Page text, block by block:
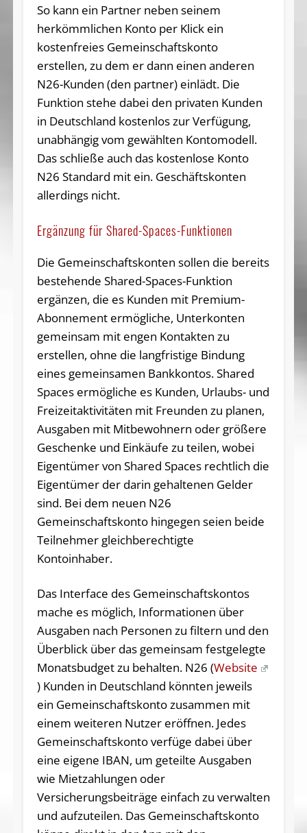
So kann ein Partner neben seinem
herkömmlichen Konto per Klick ein
kostenfreies Gemeinschaftskonto
erstellen, zu dem er dann einen anderen
N26-Kunden (den partner) einlädt. Die
Funktion stehe dabei den privaten Kunden
in Deutschland kostenlos zur Verfügung,
unabhängig vom gewählten Kontomodell.
Das schließe auch das kostenlose Konto
N26 Standard mit ein. Geschäftskonten
allerdings nicht.
Ergänzung für Shared-Spaces-Funktionen
Die Gemeinschaftskonten sollen die bereits
bestehende Shared-Spaces-Funktion
ergänzen, die es Kunden mit Premium-
Abonnement ermögliche, Unterkonten
gemeinsam mit engen Kontakten zu
erstellen, ohne die langfristige Bindung
eines gemeinsamen Bankkontos. Shared
Spaces ermögliche es Kunden, Urlaubs- und
Freizeitaktivitäten mit Freunden zu planen,
Ausgaben mit Mitbewohnern oder größere
Geschenke und Einkäufe zu teilen, wobei
Eigentümer von Shared Spaces rechtlich die
Eigentümer der darin gehaltenen Gelder
sind. Bei dem neuen N26
Gemeinschaftskonto hingegen seien beide
Teilnehmer gleichberechtigte
Kontoinhaber.
Das Interface des Gemeinschaftskontos
mache es möglich, Informationen über
Ausgaben nach Personen zu filtern und den
Überblick über das gemeinsam festgelegte
Monatsbudget zu behalten. N26 (Website
) Kunden in Deutschland könnten jeweils
ein Gemeinschaftskonto zusammen mit
einem weiteren Nutzer eröffnen. Jedes
Gemeinschaftskonto verfüge dabei über
eine eigene IBAN, um geteilte Ausgaben
wie Mietzahlungen oder
Versicherungsbeiträge einfach zu verwalten
und aufzuteilen. Das Gemeinschaftskonto